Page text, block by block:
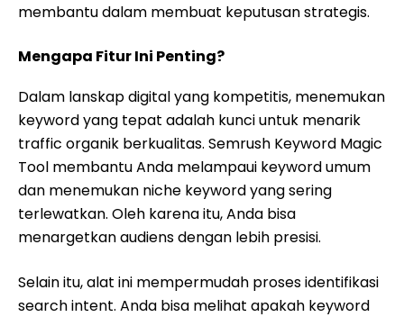
membantu dalam membuat keputusan strategis.
Mengapa Fitur Ini Penting?
Dalam lanskap digital yang kompetitis, menemukan
keyword yang tepat adalah kunci untuk menarik
traffic organik berkualitas. Semrush Keyword Magic
Tool membantu Anda melampaui keyword umum
dan menemukan niche keyword yang sering
terlewatkan. Oleh karena itu, Anda bisa
menargetkan audiens dengan lebih presisi.
Selain itu, alat ini mempermudah proses identifikasi
search intent. Anda bisa melihat apakah keyword